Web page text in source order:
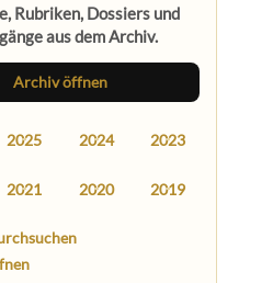
Rubriken, Dossiers und
aus dem Archiv.
Archiv öffnen
2025 2024 2023
2021 2020 2019